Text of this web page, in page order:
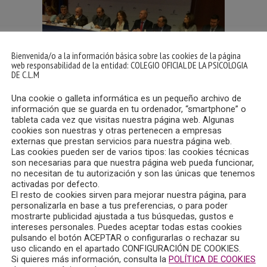
la Consejería de Bienestar Social, en Toledo, una nueva
la Vicedecana, Olga Moraga Amaya.
Aurelia Sánchez Navarro, y contó con la asistencia
a la última reunión del Consejo, para
La Mancha.
que elabora el grupo parlamentario de Podemos,
Bienvenida/o a la información básica sobre las cookies de la página
web responsabilidad de la entidad: COLEGIO OFICIAL DE LA PSICOLOGIA
DE C.L.M
Una cookie o galleta informática es un pequeño archivo de
información que se guarda en tu ordenador, “smartphone” o
tableta cada vez que visitas nuestra página web. Algunas
cookies son nuestras y otras pertenecen a empresas
externas que prestan servicios para nuestra página web.
Las cookies pueden ser de varios tipos: las cookies técnicas
son necesarias para que nuestra página web pueda funcionar,
no necesitan de tu autorización y son las únicas que tenemos
activadas por defecto.
El resto de cookies sirven para mejorar nuestra página, para
personalizarla en base a tus preferencias, o para poder
mostrarte publicidad ajustada a tus búsquedas, gustos e
intereses personales. Puedes aceptar todas estas cookies
pulsando el botón ACEPTAR o configurarlas o rechazar su
uso clicando en el apartado CONFIGURACIÓN DE COOKIES.
Si quieres más información, consulta la POLÍTICA DE COOKIES